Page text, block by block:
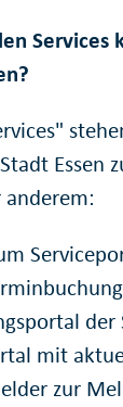
Services
Essen
der
mit
zur